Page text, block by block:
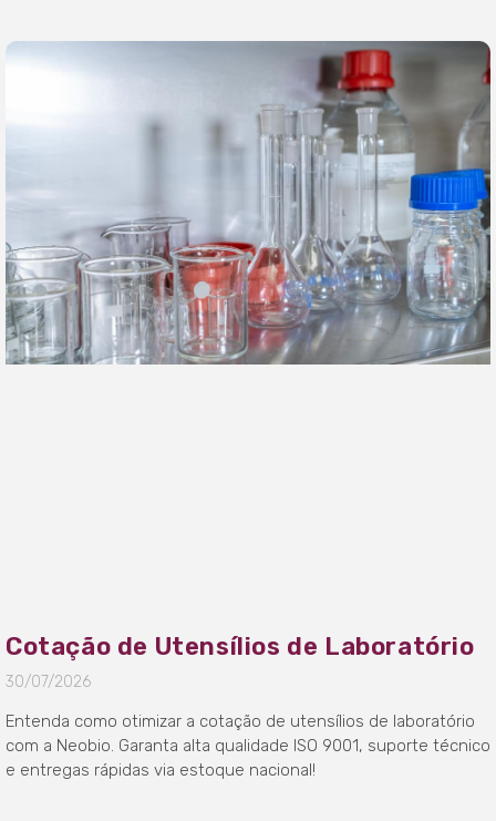
Cotação de Utensílios de Laboratório
30/07/2026
Entenda como otimizar a cotação de utensílios de laboratório
com a Neobio. Garanta alta qualidade ISO 9001, suporte técnico
e entregas rápidas via estoque nacional!